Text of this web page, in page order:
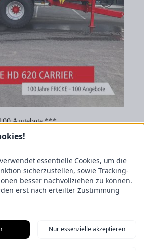
Angebote ***
für 48.900€ zzgl. 19% Mwst.
Aeolus
und bei Interesse stehen euch unsere
essentielle Cookies, um die
sicherzustellen, sowie Tracking-
besser nachvollziehen zu können.
erst nach erteilter Zustimmung
Nur essenzielle akzeptieren